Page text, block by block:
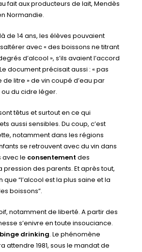
fait aux producteurs de lait, Mendès
Normandie.
de 14 ans, les élèves pouvaient
avec « des boissons ne titrant
d’alcool », s’ils avaient l’accord
document précisait aussi : « pas
de litre » de vin coupé d’eau par
du cidre léger.
têtus et surtout en ce qui
aussi sensibles. Du coup, c’est
notamment dans les régions
se retrouvent avec du vin dans
avec le consentementdes
pression des parents. Et après tout,
que “l’alcool est la plus saine et la
boissons”.
notamment de liberté. A partir des
s’enivre en toute insouciance.
binge drinking. Le phénomène
attendre 1981, sous le mandat de